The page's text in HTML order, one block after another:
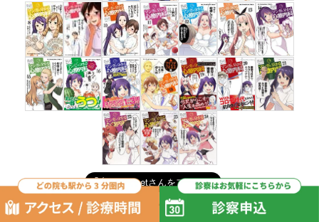
マンガの更新情報を Twitter でお届けします。